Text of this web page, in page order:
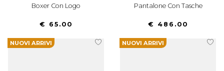
Boxer Con Logo
€ 65.00
Pantalone Con Tasche
€ 486.00
NUOVI ARRIVI NUOVI ARRIVI